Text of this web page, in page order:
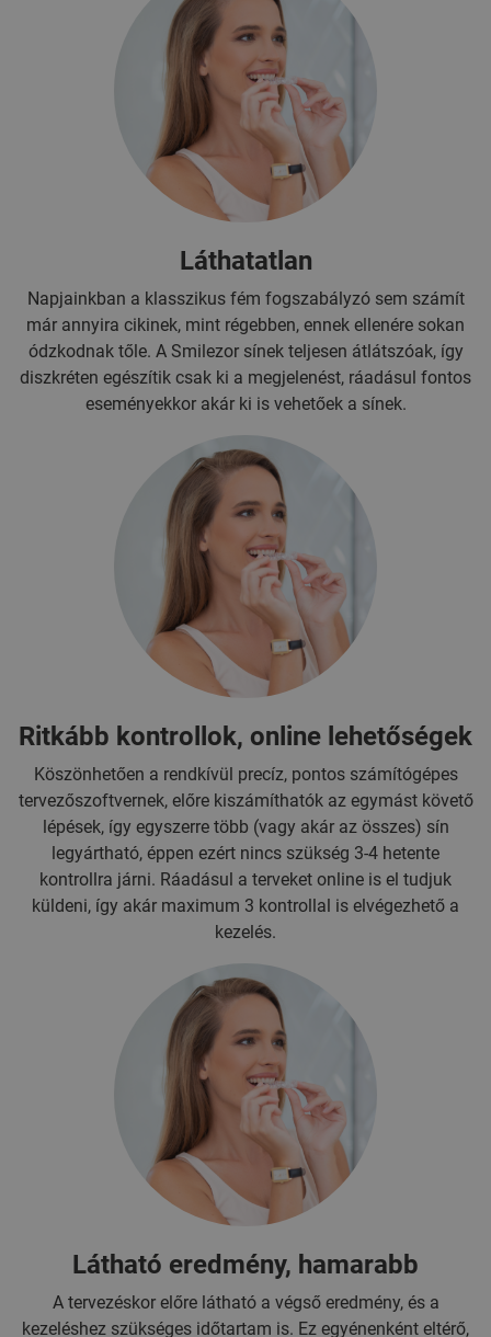
Láthatatlan
Napjainkban a klasszikus fém fogszabályzó sem számít
már annyira cikinek, mint régebben, ennek ellenére sokan
ódzkodnak tőle. A Smilezor sínek teljesen átlátszóak, így
diszkréten egészítik csak ki a megjelenést, ráadásul fontos
eseményekkor akár ki is vehetőek a sínek.
Ritkább kontrollok, online lehetőségek
Köszönhetően a rendkívül precíz, pontos számítógépes
tervezőszoftvernek, előre kiszámíthatók az egymást követő
lépések, így egyszerre több (vagy akár az összes) sín
legyártható, éppen ezért nincs szükség 3-4 hetente
kontrollra járni. Ráadásul a terveket online is el tudjuk
küldeni, így akár maximum 3 kontrollal is elvégezhető a
kezelés.
Látható eredmény, hamarabb
A tervezéskor előre látható a végső eredmény, és a
kezeléshez szükséges időtartam is. Ez egyénenként eltérő,